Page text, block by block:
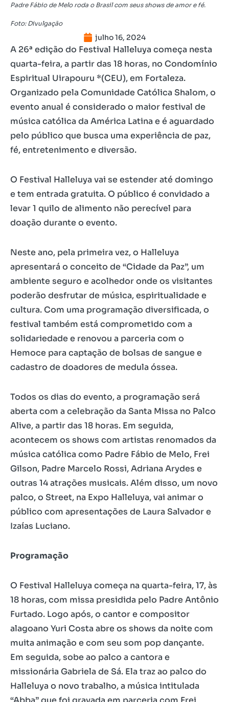
Padre Fábio de Melo roda o Brasil com seus shows de amor e fé.
Foto: Divulgação
julho 16, 2024
A 26ª edição do Festival Halleluya começa nesta
quarta-feira, a partir das 18 horas, no Condomínio
Espiritual Uirapouru *(CEU), em Fortaleza.
Organizado pela Comunidade Católica Shalom, o
evento anual é considerado o maior festival de
música católica da América Latina e é aguardado
pelo público que busca uma experiência de paz,
fé, entretenimento e diversão.
O Festival Halleluya vai se estender até domingo
e tem entrada gratuita. O público é convidado a
levar 1 quilo de alimento não perecível para
doação durante o evento.
Neste ano, pela primeira vez, o Halleluya
apresentará o conceito de “Cidade da Paz”, um
ambiente seguro e acolhedor onde os visitantes
poderão desfrutar de música, espiritualidade e
cultura. Com uma programação diversificada, o
festival também está comprometido com a
solidariedade e renovou a parceria com o
Hemoce para captação de bolsas de sangue e
cadastro de doadores de medula óssea.
Todos os dias do evento, a programação será
aberta com a celebração da Santa Missa no Palco
Alive, a partir das 18 horas. Em seguida,
acontecem os shows com artistas renomados da
música católica como Padre Fábio de Melo, Frei
Gilson, Padre Marcelo Rossi, Adriana Arydes e
outras 14 atrações musicais. Além disso, um novo
palco, o Street, na Expo Halleluya, vai animar o
público com apresentações de Laura Salvador e
Izaías Luciano.
Programação
O Festival Halleluya começa na quarta-feira, 17, às
18 horas, com missa presidida pelo Padre Antônio
Furtado. Logo após, o cantor e compositor
alagoano Yuri Costa abre os shows da noite com
muita animação e com seu som pop dançante.
Em seguida, sobe ao palco a cantora e
missionária Gabriela de Sá. Ela traz ao palco do
Halleluya o novo trabalho, a música intitulada